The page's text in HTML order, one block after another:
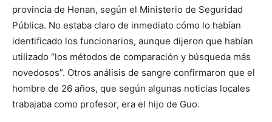
provincia de Henan, según el Ministerio de Seguridad
Pública. No estaba claro de inmediato cómo lo habían
identificado los funcionarios, aunque dijeron que habían
utilizado “los métodos de comparación y búsqueda más
novedosos”. Otros análisis de sangre confirmaron que el
hombre de 26 años, que según algunas noticias locales
trabajaba como profesor, era el hijo de Guo.